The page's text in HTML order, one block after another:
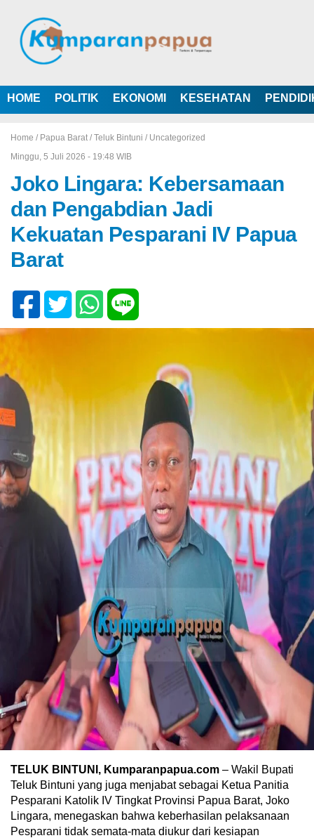
HOME POLITIK EKONOMI KESEHATAN
Home / Papua Barat / Teluk Bintuni / Uncategorized
Minggu, 5 Juli 2026 - 19:48 WIB
Joko Lingara: Kebersamaan
dan Pengabdian Jadi
Kekuatan Pesparani IV Papua
Barat
TELUK BINTUNI, Kumparanpapua.com – Wakil Bupati
Teluk Bintuni yang juga menjabat sebagai Ketua Panitia
Pesparani Katolik IV Tingkat Provinsi Papua Barat, Joko
Lingara, menegaskan bahwa keberhasilan pelaksanaan
Pesparani tidak semata-mata diukur dari kesiapan